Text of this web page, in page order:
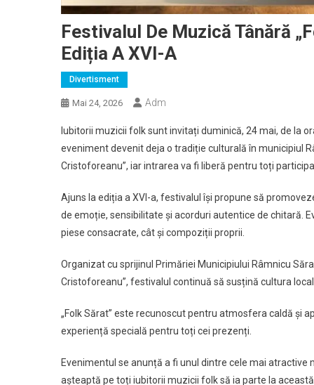
Festivalul De Muzică Tânără
Ediția A XVI-A
Divertisment
Mai 24, 2026 Adm
Iubitorii muzicii folk sunt invitați duminică, 24 mai, de la
eveniment devenit deja o tradiție culturală în municipiul
Cristoforeanu”, iar intrarea va fi liberă pentru toți
Ajuns la ediția a XVI-a, festivalul își propune să
de emoție, sensibilitate și acorduri autentice de chitară.
piese consacrate, cât și compoziții proprii.
Organizat cu sprijinul Primăriei Municipiului Râmnicu
Cristoforeanu”, festivalul continuă să susțină cultura
„Folk Sărat” este recunoscut pentru atmosfera caldă și
experiență specială pentru toți cei prezenți.
Evenimentul se anunță a fi unul dintre cele mai
așteaptă pe toți iubitorii muzicii folk să ia parte la